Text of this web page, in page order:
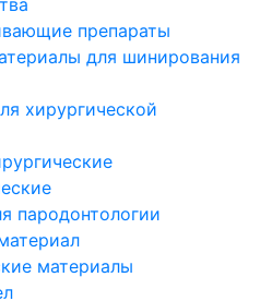
препараты
для шинирования
хирургической
пародонтологии
материалы